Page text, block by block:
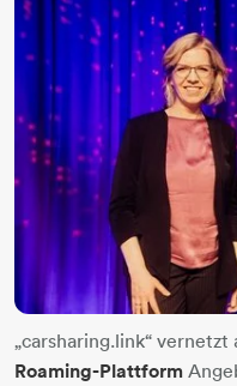
„carsharing.link“ vernetzt
Roaming-Plattform